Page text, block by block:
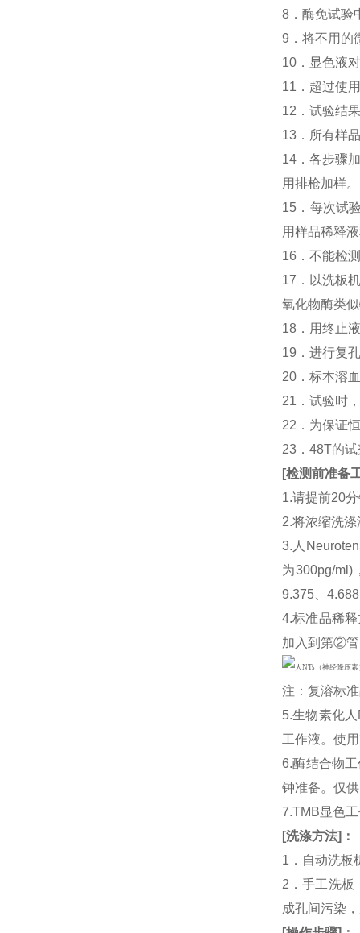
8．酶免试验
9．将不用的
10．显色液
11．超过使
12．试验结
13．所有样
14．各步骤
用排枪加样。
15．每次试
用样品稀释
16．不能检
17．以洗板
氧化物酶类
18．用终止
19．进行复
20．标本溶
21．试验时
22．为保证
23．48T的
[检测前准备
1.请提前20
2.将浓缩洗
3.人
为300pg/
9.375、
4.标准品稀
加入到第②
注：复溶标
5.生物素化
工作液。使
6.酶结合物
钟准备。仅
7.TMB显色
[洗涤方法] ：
1．自动洗板
2．手工洗板
成孔间污染